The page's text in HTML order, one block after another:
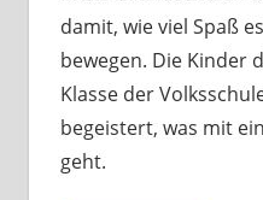
damit, wie viel Spaß
bewegen. Die Kinder
Klasse der
begeistert, was mit
geht.